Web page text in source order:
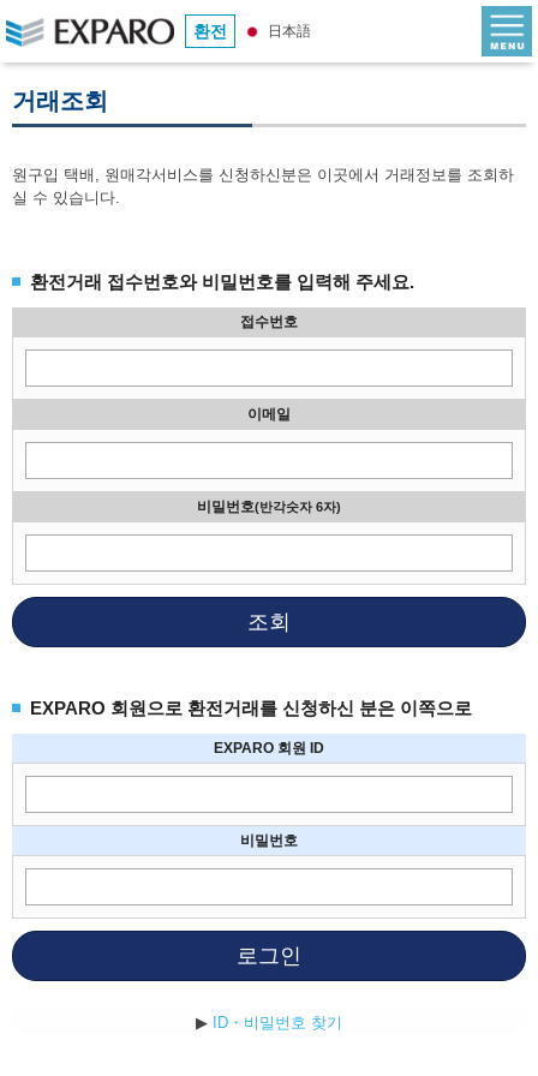
환전 日本語
거래조회
원구입 택배, 원매각서비스를 신청하신분은 이곳에서 거래정보를 조회하
실 수 있습니다.
환전거래 접수번호와 비밀번호를 입력해 주세요.
접수번호
이메일
비밀번호(반각숫자 6자)
조회
EXPARO 회원으로 환전거래를 신청하신 분은 이쪽으로
EXPARO 회원 ID
비밀번호
로그인
▶ ID・비밀번호 찾기